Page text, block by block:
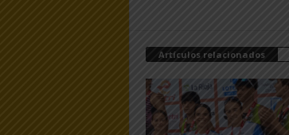
Artículos relacionados